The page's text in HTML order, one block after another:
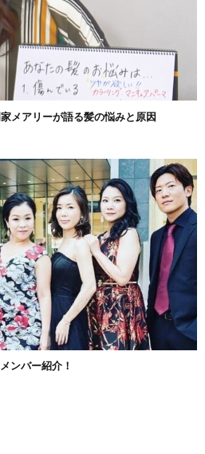
メアリーが語る髪の悩みと原因
ンバー紹介！